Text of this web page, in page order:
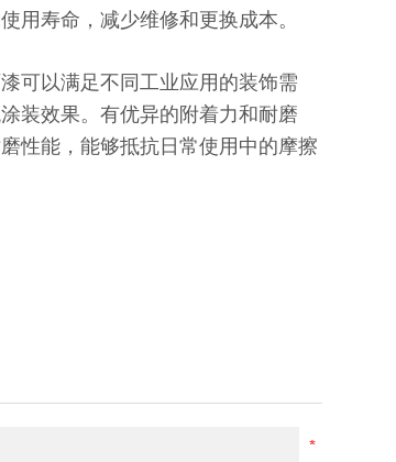
用寿命，减少维修和更换成本。
可以满足不同工业应用的装饰需
装效果。有优异的附着力和耐磨
性能，能够抵抗日常使用中的摩擦